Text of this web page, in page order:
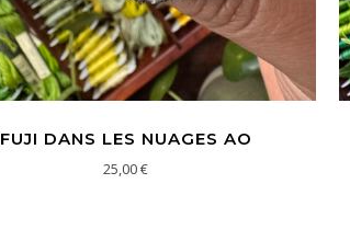
FUJI DANS LES NUAGES AO
25,00€